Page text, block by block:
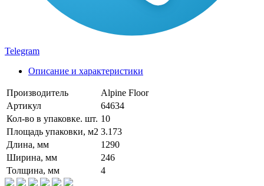
Telegram
Описание и характеристики
Производитель
Alpine Floor
Артикул
64634
Кол-во в упаковке. шт. 10
Площадь упаковки, м2 3.173
Длина, мм
1290
Ширина, мм
246
Толщина, мм
4